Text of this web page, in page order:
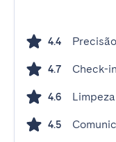
4.4 Precisão
4.7 Check-in
4.6 Limpeza
4.5